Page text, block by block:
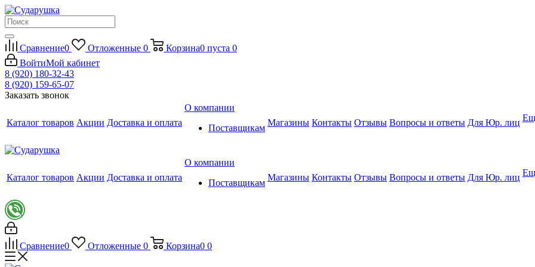
Сравнение0 Отложенные 0 Корзина0 пуста 0
ВойтиМой кабинет
8 (920) 180-32-43
8 (920) 159-65-07
Заказать звонок
Каталог товаров Акции Доставка и оплата
О компании
Поставщикам
Магазины Контакты Отзывы Вопросы и ответы Для Юр. лиц
Каталог товаров Акции Доставка и оплата
О компании
Поставщикам
Магазины Контакты Отзывы Вопросы и ответы Для Юр. лиц
Сравнение0 Отложенные 0 Корзина0 0